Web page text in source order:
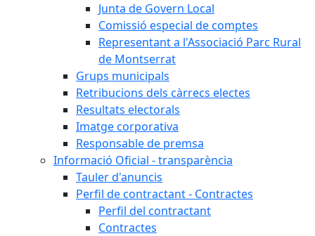
Junta de Govern Local
Comissió especial de comptes
Representant a l'Associació Parc Rural
de Montserrat
Grups municipals
Retribucions dels càrrecs electes
Resultats electorals
Imatge corporativa
Responsable de premsa
Informació Oficial - transparència
Tauler d'anuncis
Perfil de contractant - Contractes
Perfil del contractant
Contractes